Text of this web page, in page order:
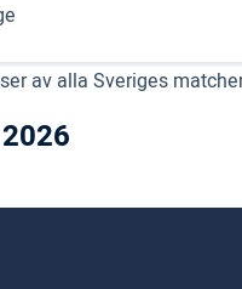
av alla Sveriges